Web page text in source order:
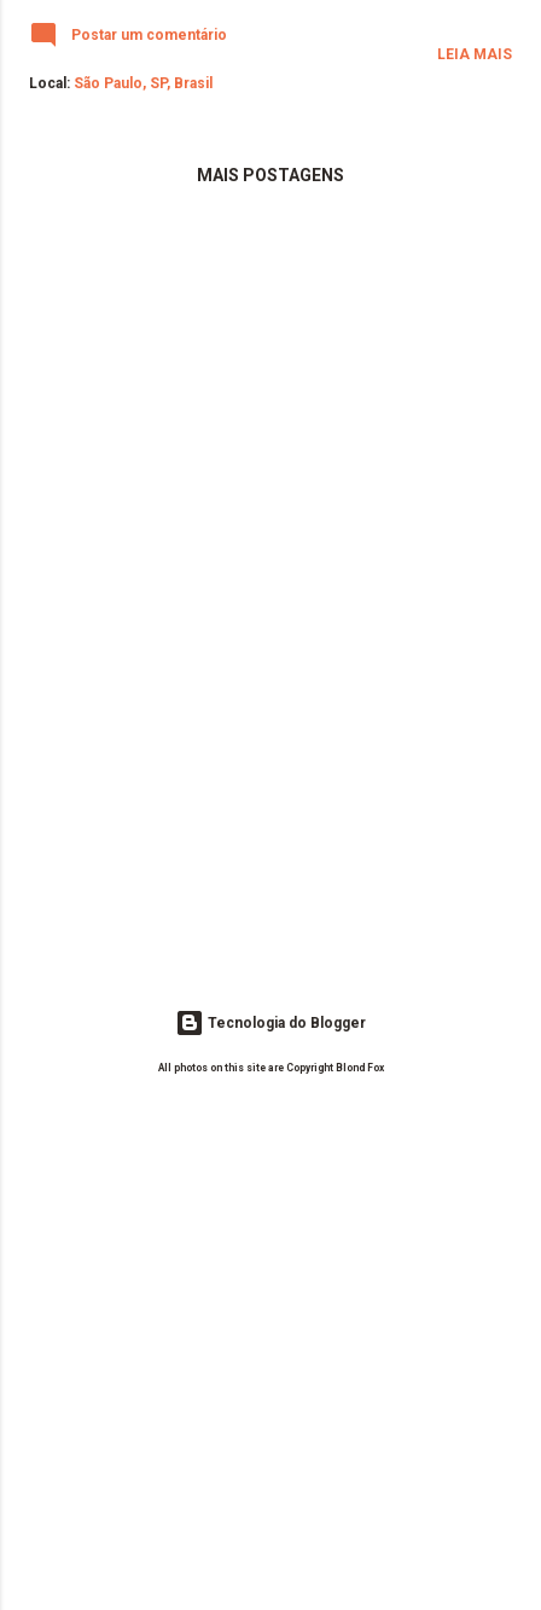
Postar um comentário
Local: São Paulo, SP, Brasil
LEIA MAIS
MAIS POSTAGENS
Tecnologia do Blogger
All photos on this site are Copyright Blond Fox